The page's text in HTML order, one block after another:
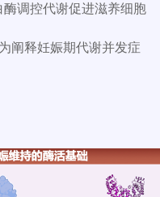
调控代谢促进滋养细胞
阐释妊娠期代谢并发症